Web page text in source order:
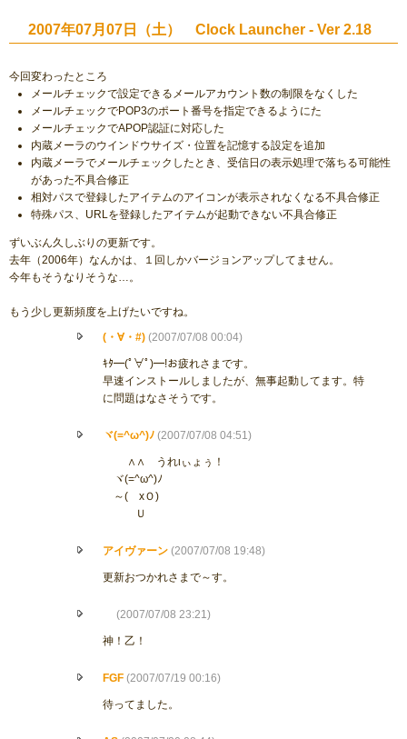
2007年07月07日（土） Clock Launcher - Ver 2.18
今回変わったところ
メールチェックで設定できるメールアカウント数の制限をなくした
メールチェックでPOP3のポート番号を指定できるようにた
メールチェックでAPOP認証に対応した
内蔵メーラのウインドウサイズ・位置を記憶する設定を追加
内蔵メーラでメールチェックしたとき、受信日の表示処理で落ちる可能性
があった不具合修正
相対パスで登録したアイテムのアイコンが表示されなくなる不具合修正
特殊パス、URLを登録したアイテムが起動できない不具合修正
ずいぶん久しぶりの更新です。
去年（2006年）なんかは、１回しかバージョンアップしてません。
今年もそうなりそうな…。
もう少し更新頻度を上げたいですね。
(・∀・#) (2007/07/08 00:04)
ｷﾀ━(ﾟ∀ﾟ)━!お疲れさまです。
早速インストールしましたが、無事起動してます。特
に問題はなさそうです。
ヾ(=^ω^)ﾉ(2007/07/08 04:51)
∧∧ うれιぃょぅ！
ヾ(=^ω^)ﾉ
～( xＯ)
Ｕ
アイヴァーン (2007/07/08 19:48)
更新おつかれさまで～す。
(2007/07/08 23:21)
神！乙！
FGF (2007/07/19 00:16)
待ってました。